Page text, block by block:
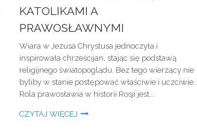
KATOLIKAMI A
PRAWOSŁAWNYMI
Wiara w Jezusa Chrystusa jednoczyła i
inspirowała chrześcijan, stając się podstawą
religijnego światopoglądu. Bez tego wierzący nie
byliby w stanie postępować właściwie i uczciwie..
Rola prawosławia w historii Rosji jest...
CZYTAJ WIĘCEJ